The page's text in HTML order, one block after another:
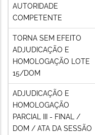
AUTORIDADE
COMPETENTE
TORNA SEM EFEITO
ADJUDICAÇÃO E
HOMOLOGAÇÃO LOTE
15/DOM
ADJUDICAÇÃO E
HOMOLOGAÇÃO
PARCIAL III - FINAL /
DOM / ATA DA SESSÃO